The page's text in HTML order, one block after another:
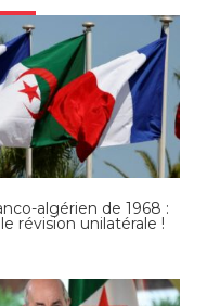
algérien de 1968 :
révision unilatérale !